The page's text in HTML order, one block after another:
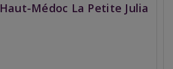
Médoc La Petite Julia